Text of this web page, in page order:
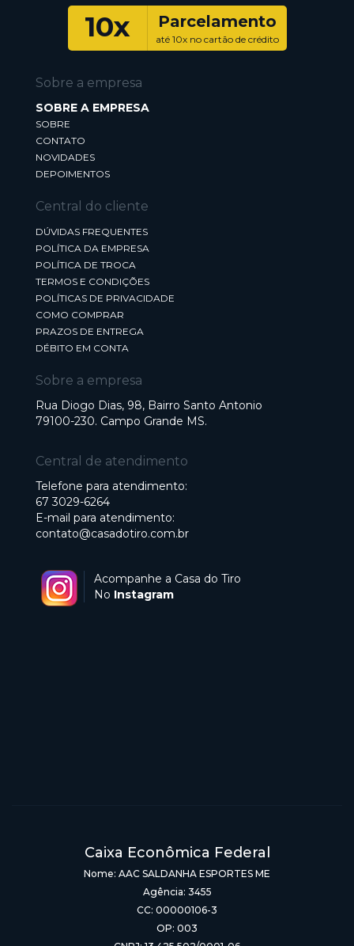
10x Parcelamento
até 10x no cartão de crédito
Sobre a empresa
SOBRE A EMPRESA
SOBRE
CONTATO
NOVIDADES
DEPOIMENTOS
Central do cliente
DÚVIDAS FREQUENTES
POLÍTICA DA EMPRESA
POLÍTICA DE TROCA
TERMOS E CONDIÇÕES
POLÍTICAS DE PRIVACIDADE
COMO COMPRAR
PRAZOS DE ENTREGA
DÉBITO EM CONTA
Sobre a empresa
Rua Diogo Dias, 98, Bairro Santo Antonio
79100-230. Campo Grande MS.
Central de atendimento
Telefone para atendimento:
67 3029-6264
E-mail para atendimento:
contato@casadotiro.com.br
Acompanhe a Casa do Tiro
No Instagram
Caixa Econômica Federal
Nome: AAC SALDANHA ESPORTES ME
Agência: 3455
CC: 00000106-3
OP: 003